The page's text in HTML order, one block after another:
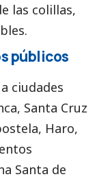
las colillas,
públicos
ciudades
Santa Cruz
Haro,
Santa de